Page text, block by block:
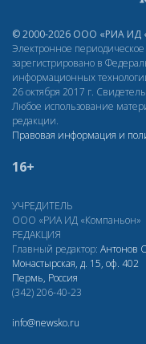
© 2000-2026 ООО «РИА ИД
Электронное
зарегистрировано в
информационных
26 октября 2017 г.
Любое использование
редакции.
Правовая информация и
16+
УЧРЕДИТЕЛЬ
ООО «РИА ИД «Компаньон»
РЕДАКЦИЯ
Главный редактор: Антонов
Монастырская, д. 15, оф. 402
Пермь, Россия
(342) 206-40-23
info@newsko.ru